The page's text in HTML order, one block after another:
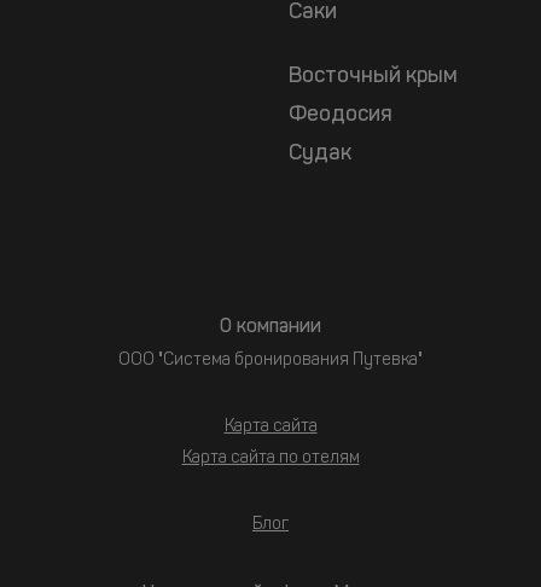
Саки
Восточный крым
Феодосия
Судак
О компании
ООО "Система бронирования Путевка"
Карта сайта
Карта сайта по отелям
Блог